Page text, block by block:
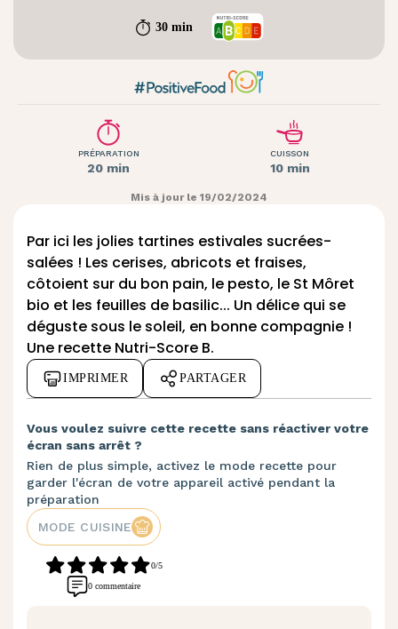
30 min
PRÉPARATION
20 min
CUISSON
10 min
Mis à jour le 19/02/2024
Par ici les jolies tartines estivales sucrées-
salées ! Les cerises, abricots et fraises,
côtoient sur du bon pain, le pesto, le St Môret
bio et les feuilles de basilic... Un délice qui se
déguste sous le soleil, en bonne compagnie !
Une recette Nutri-Score B.
IMPRIMER PARTAGER
Vous voulez suivre cette recette sans réactiver votre
écran sans arrêt ?
Rien de plus simple, activez le mode recette pour
garder l'écran de votre appareil activé pendant la
préparation
MODE CUISINE
0/5
0 commentaire